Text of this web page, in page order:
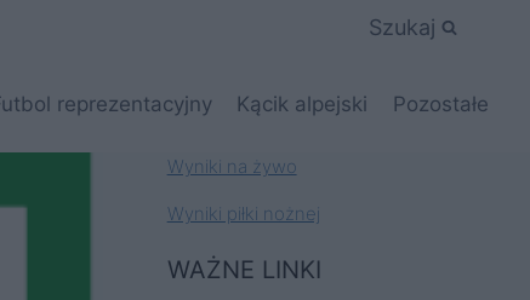
Szukaj
reprezentacyjny Kącik alpejski Pozostałe
Wyniki na żywo
Wyniki piłki nożnej
WAŻNE LINKI